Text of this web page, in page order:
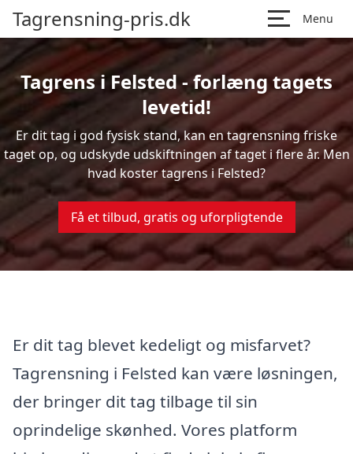
Tagrensning-pris.dk Menu
Tagrens i Felsted - forlæng tagets
levetid!
Er dit tag i god fysisk stand, kan en tagrensning friske
taget op, og udskyde udskiftningen af taget i flere år. Men
hvad koster tagrens i Felsted?
Få et tilbud, gratis og uforpligtende
Er dit tag blevet kedeligt og misfarvet?
Tagrensning i Felsted kan være løsningen,
der bringer dit tag tilbage til sin
oprindelige skønhed. Vores platform